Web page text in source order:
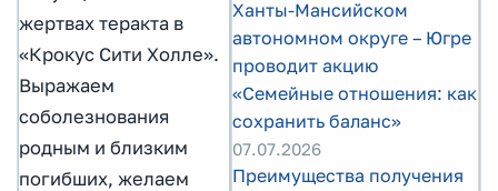
жертвах теракта в
«Крокус Сити Холле».
Выражаем
соболезнования
родным и близким
погибших, желаем
Ханты-Мансийском
автономном округе – Югре
проводит акцию
«Семейные отношения: как
сохранить баланс»
07.07.2026
Преимущества получения